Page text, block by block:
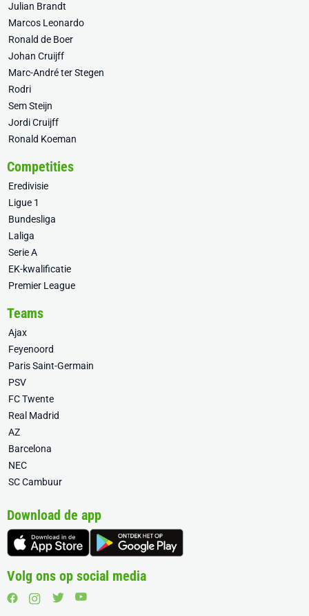
Julian Brandt
Marcos Leonardo
Ronald de Boer
Johan Cruijff
Marc-André ter Stegen
Rodri
Sem Steijn
Jordi Cruijff
Ronald Koeman
Competities
Eredivisie
Ligue 1
Bundesliga
Laliga
Serie A
EK-kwalificatie
Premier League
Teams
Ajax
Feyenoord
Paris Saint-Germain
PSV
FC Twente
Real Madrid
AZ
Barcelona
NEC
SC Cambuur
Download de app
Volg ons op social media